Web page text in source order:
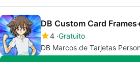
DB Custom Card
4 Gratuito
DB Marcos de Tarjetas